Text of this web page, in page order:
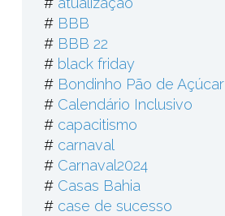
# BBB
# BBB 22
# black friday
# Bondinho Pão de Açúcar
# Calendário Inclusivo
# capacitismo
# carnaval
# Carnaval2024
# Casas Bahia
# case de sucesso